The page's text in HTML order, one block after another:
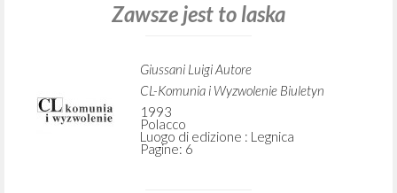
Zawsze jest to laska
Giussani Luigi Autore
CL-Komunia i Wyzwolenie Biuletyn
1993
Polacco
Luogo di edizione : Legnica
Pagine: 6